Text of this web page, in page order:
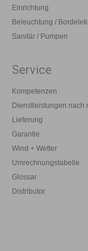
Einrichtung
Beleuchtung /
Sanitär / Pumpen
Service
Kompetenzen
Dienstleistungen nach
Lieferung
Garantie
Wind + Wetter
Umrechnungstabelle
Glossar
Distributor